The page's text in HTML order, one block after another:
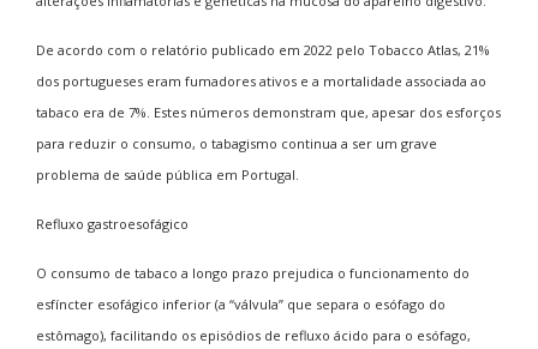
De acordo com o relatório publicado em 2022 pelo Tobacco Atlas, 21%
dos portugueses eram fumadores ativos e a mortalidade associada ao
tabaco era de 7%. Estes números demonstram que, apesar dos esforços
para reduzir o consumo, o tabagismo continua a ser um grave
problema de saúde pública em Portugal.
Refluxo gastroesofágico
O consumo de tabaco a longo prazo prejudica o funcionamento do
esfíncter esofágico inferior (a “válvula” que separa o esófago do
estômago), facilitando os episódios de refluxo ácido para o esófago,